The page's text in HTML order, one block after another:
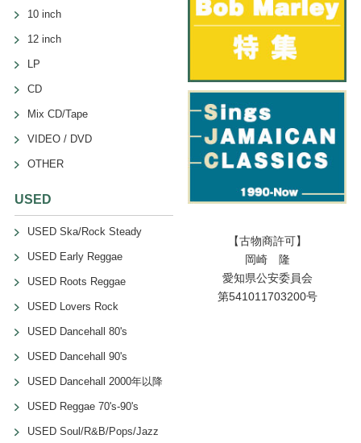
10 inch
12 inch
LP
CD
Mix CD/Tape
VIDEO / DVD
OTHER
USED
USED Ska/Rock Steady
USED Early Reggae
USED Roots Reggae
USED Lovers Rock
USED Dancehall 80's
USED Dancehall 90's
USED Dancehall 2000年以降
USED Reggae 70's-90's
USED Soul/R&B/Pops/Jazz
【古物商許可】
岡崎 隆
愛知県公安委員会
第541011703200号